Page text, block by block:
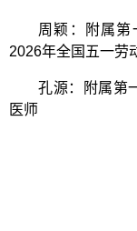
周颖：附属第
2026年全国五一劳
孔源：附属第
医师